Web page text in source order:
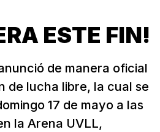
ESTE FIN!
de manera oficial
de lucha libre, la cual se
17 de mayo a las
la Arena UVLL,